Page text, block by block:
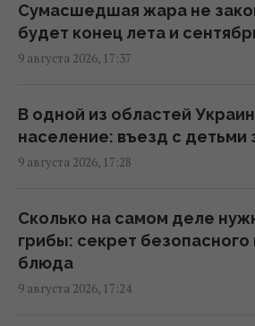
В 1946 году люди послали
10 августа: церковный
17:10 воскресенье, 09 августа 2026
В РФ говорят о пусках Х-101
Сумасшедшая жара не
будет конец лета и
9 августа 2026, 17:37
В одной из областей
население: въезд с
9 августа 2026, 17:28
Сколько на самом деле
грибы: секрет безопасного
блюда
9 августа 2026, 17:24